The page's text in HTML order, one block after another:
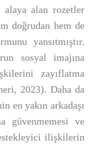
alan rozetler
doğrudan hem de
yansıtmıştır.
sosyal imajına
zayıflatma
2023). Daha da
en yakın arkadaşı
güvenmemesi ve
ilişkilerin